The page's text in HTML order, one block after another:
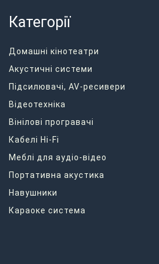
Категорії
Домашні кінотеатри
Акустичні системи
Підсилювачі, AV-ресивери
Відеотехніка
Вінілові програвачі
Кабелі Hi-Fi
Меблі для аудіо-відео
Портативна акустика
Навушники
Караоке система